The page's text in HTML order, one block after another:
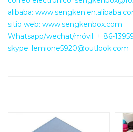
alibaba:
sitio web: www.sengkenbox.com
Whatsapp/wechat/móvil: + 86-
skype: lemione5920@outlook.com